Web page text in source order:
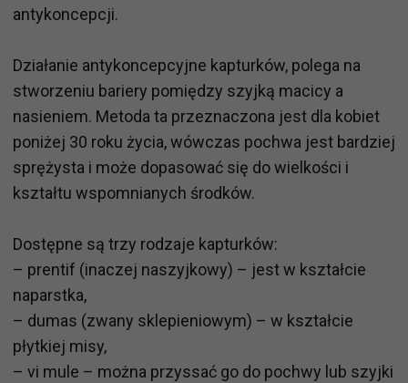
antykoncepcji.
Działanie antykoncepcyjne kapturków, polega na
stworzeniu bariery pomiędzy szyjką macicy a
nasieniem. Metoda ta przeznaczona jest dla kobiet
poniżej 30 roku życia, wówczas pochwa jest bardziej
sprężysta i może dopasować się do wielkości i
kształtu wspomnianych środków.
Dostępne są trzy rodzaje kapturków:
– prentif (inaczej naszyjkowy) – jest w kształcie
naparstka,
– dumas (zwany sklepieniowym) – w kształcie
płytkiej misy,
– vi mule – można przyssać go do pochwy lub szyjki